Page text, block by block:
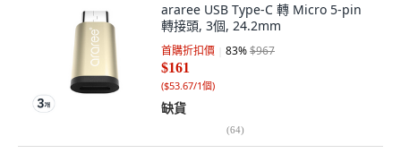
araree USB Type-C 轉 Micro 5-pin
轉接頭, 3個, 24.2mm
首購折扣價 83%$967
$161
($53.67/1個)
缺貨
(64)